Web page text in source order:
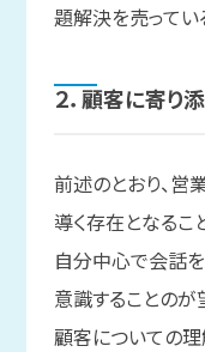
題解決を売ってい
２．顧客に寄り
前述のとおり、営
導く存在となるこ
自分中心で会話
意識することのが
顧客についての